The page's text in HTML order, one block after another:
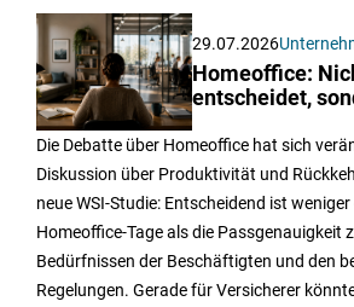
29.07.2026
Homeoffice:
entscheidet,
Die Debatte über Homeoffice hat sich
Diskussion über Produktivität und
neue WSI-Studie: Entscheidend ist
Homeoffice-Tage als die Passgenauigkeit
Bedürfnissen der Beschäftigten und den
Regelungen. Gerade für Versicherer